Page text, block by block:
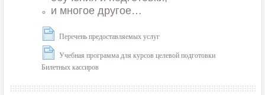
и многое другое…
Перечень предоставляемых услуг
Учебная программа для курсов целевой подготовки
Билетных кассиров